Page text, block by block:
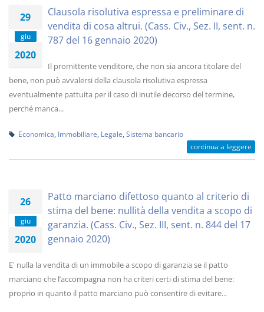
29
giu
2020
Clausola risolutiva espressa e preliminare di
vendita di cosa altrui. (Cass. Civ., Sez. II, sent. n.
787 del 16 gennaio 2020)
Il promittente venditore, che non sia ancora titolare del
bene, non può avvalersi della clausola risolutiva espressa
eventualmente pattuita per il caso di inutile decorso del termine,
perché manca...
Economica Immobiliare Legale Sistema bancario
continua a leggere
26
giu
2020
Patto marciano difettoso quanto al criterio di
stima del bene: nullità della vendita a scopo di
garanzia. (Cass. Civ., Sez. III, sent. n. 844 del 17
gennaio 2020)
E' nulla la vendita di un immobile a scopo di garanzia se il patto
marciano che l’accompagna non ha criteri certi di stima del bene:
proprio in quanto il patto marciano può consentire di evitare...